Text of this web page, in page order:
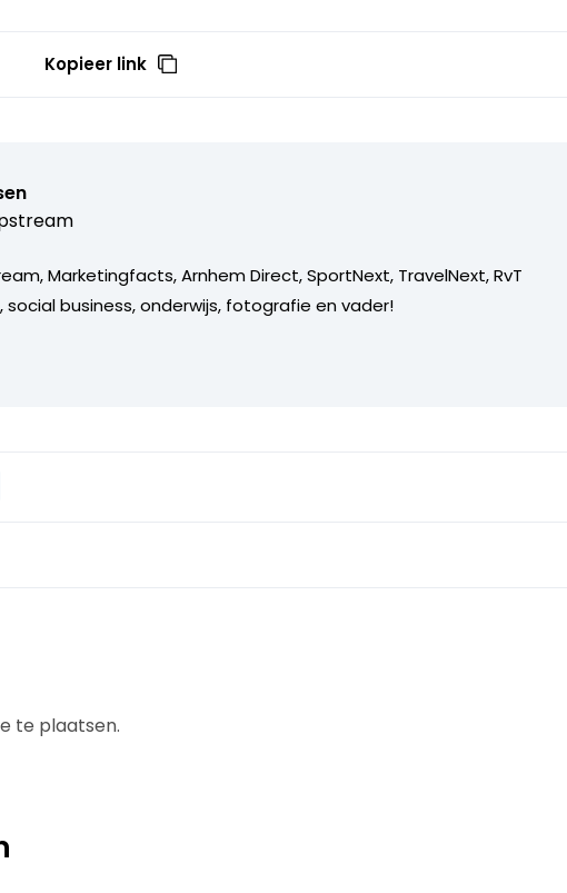
Kopieer link
Marketingfacts, Arnhem Direct, SportNext, TravelNext, RvT
social business, onderwijs, fotografie en vader!
te plaatsen.